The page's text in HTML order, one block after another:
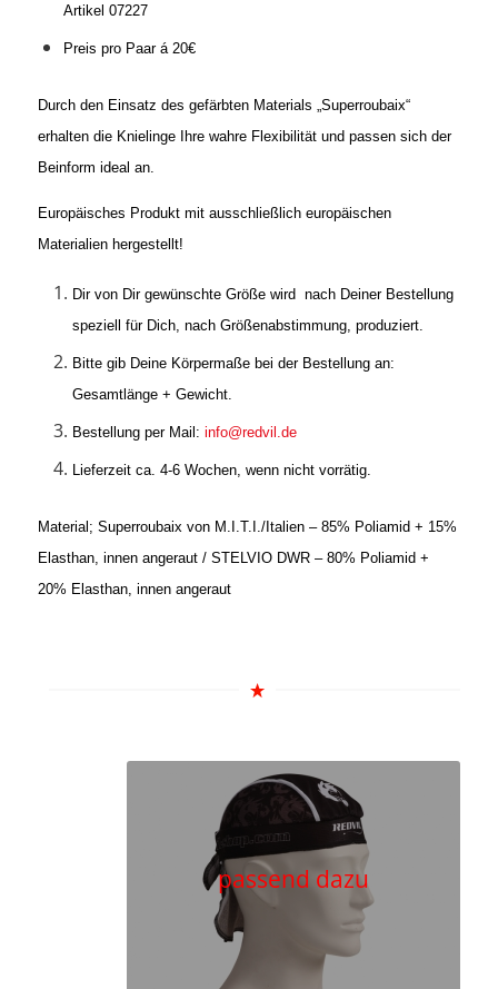
Artikel 07227
Preis pro Paar á 20€
Durch den Einsatz des gefärbten Materials „Superroubaix“
erhalten die Knielinge Ihre wahre Flexibilität und passen sich der
Beinform ideal an.
Europäisches Produkt mit ausschließlich europäischen
Materialien hergestellt!
Dir von Dir gewünschte Größe wird nach Deiner Bestellung
speziell für Dich, nach Größenabstimmung, produziert.
Bitte gib Deine Körpermaße bei der Bestellung an:
Gesamtlänge + Gewicht.
Bestellung per Mail: info@redvil.de
Lieferzeit ca. 4-6 Wochen, wenn nicht vorrätig.
Material; Superroubaix von M.I.T.I./Italien – 85% Poliamid + 15%
Elasthan, innen angeraut / STELVIO DWR – 80% Poliamid +
20% Elasthan, innen angeraut
passend dazu